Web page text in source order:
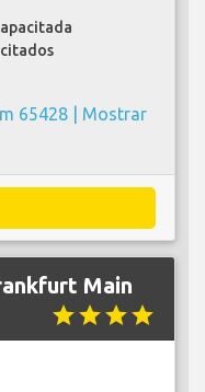
65428 | Mostrar
Main
starstarstarstar